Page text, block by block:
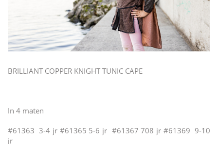
BRILLIANT COPPER KNIGHT TUNIC CAPE
In 4 maten
#61363 3-4 jr #61365 5-6 jr #61367 708 jr #61369 9-10
jr